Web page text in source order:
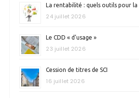
La rentabilité : quels outils pour la
24 juillet 2026
Le CDD « d’usage »
23 juillet 2026
Cession de titres de SCI
16 juillet 2026